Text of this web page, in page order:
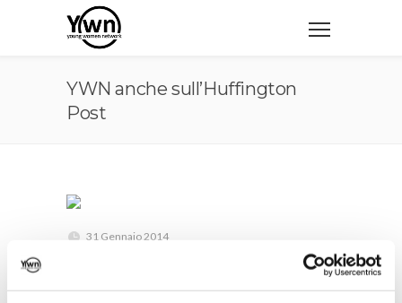
YWN anche sull’Huffington
Post
31 Gennaio 2014
Potrete leggere le news di Young Women